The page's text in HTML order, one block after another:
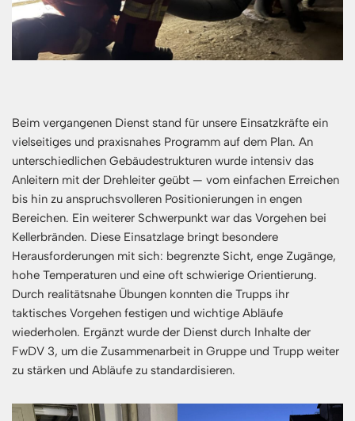
Beim vergangenen Dienst stand für unsere Einsatzkräfte ein
vielseitiges und praxisnahes Programm auf dem Plan. An
unterschiedlichen Gebäudestrukturen wurde intensiv das
Anleitern mit der Drehleiter geübt — vom einfachen Erreichen
bis hin zu anspruchsvolleren Positionierungen in engen
Bereichen. Ein weiterer Schwerpunkt war das Vorgehen bei
Kellerbränden. Diese Einsatzlage bringt besondere
Herausforderungen mit sich: begrenzte Sicht, enge Zugänge,
hohe Temperaturen und eine oft schwierige Orientierung.
Durch realitätsnahe Übungen konnten die Trupps ihr
taktisches Vorgehen festigen und wichtige Abläufe
wiederholen. Ergänzt wurde der Dienst durch Inhalte der
FwDV 3, um die Zusammenarbeit in Gruppe und Trupp weiter
zu stärken und Abläufe zu standardisieren.